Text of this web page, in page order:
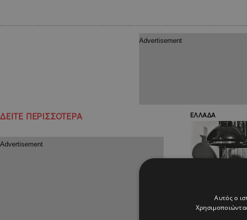
ΔΕΙΤΕ ΠΕΡΙΣΣΟΤΕΡΑ ΕΛΛΑΔΑ
Αυτός ο